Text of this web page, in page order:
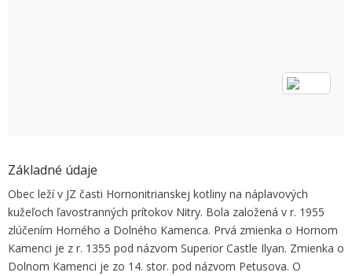
Základné údaje
Obec leží v JZ časti Hornonitrianskej kotliny na náplavových
kužeľoch ľavostranných prítokov Nitry. Bola založená v r. 1955
zlúčením Horného a Dolného Kamenca. Prvá zmienka o Hornom
Kamenci je z r. 1355 pod názvom Superior Castle Ilyan. Zmienka o
Dolnom Kamenci je zo 14. stor. pod názvom Petusova. O